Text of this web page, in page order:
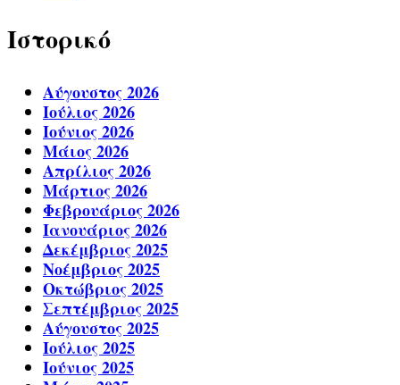
Ιστορικό
Αύγουστος 2026
Ιούλιος 2026
Ιούνιος 2026
Μάιος 2026
Απρίλιος 2026
Μάρτιος 2026
Φεβρουάριος 2026
Ιανουάριος 2026
Δεκέμβριος 2025
Νοέμβριος 2025
Οκτώβριος 2025
Σεπτέμβριος 2025
Αύγουστος 2025
Ιούλιος 2025
Ιούνιος 2025